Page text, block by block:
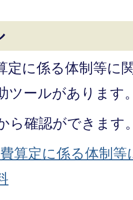
定に係る体制等に
ツールがあります
ら確認ができます
算定に係る体制